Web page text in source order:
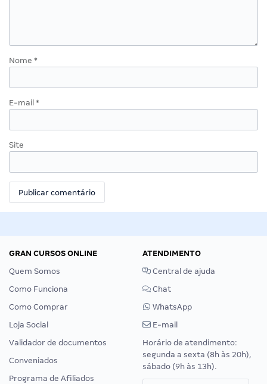
Nome *
E-mail *
Site
GRAN CURSOS ONLINE
Quem Somos
Como Funciona
Como Comprar
Loja Social
Validador de documentos
Conveniados
Programa de Afiliados
ATENDIMENTO
Central de ajuda
Chat
WhatsApp
E-mail
Horário de atendimento:
segunda a sexta (8h às 20h),
sábado (9h às 13h).